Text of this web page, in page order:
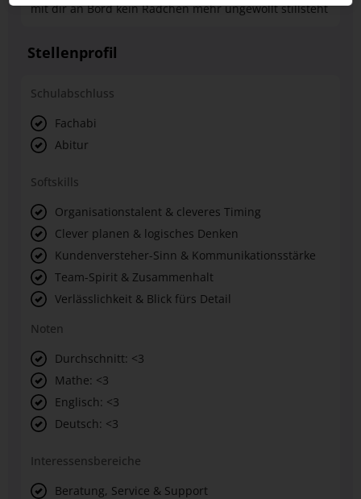
mit dir an Bord kein Rädchen mehr ungewollt stillsteht
Stellenprofil
Schulabschluss
Fachabi
Abitur
Softskills
Organisationstalent & cleveres Timing
Clever planen & logisches Denken
Kundenversteher-Sinn & Kommunikationsstärke
Team-Spirit & Zusammenhalt
Verlässlichkeit & Blick fürs Detail
Noten
Durchschnitt: <3
Mathe: <3
Englisch: <3
Deutsch: <3
Interessensbereiche
Beratung, Service & Support